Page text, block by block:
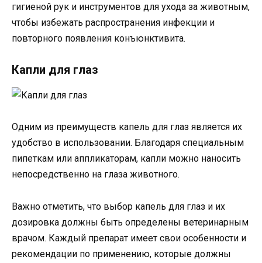
гигиеной рук и инструментов для ухода за животным,
чтобы избежать распространения инфекции и
повторного появления конъюнктивита.
Капли для глаз
Одним из преимуществ капель для глаз является их
удобство в использовании. Благодаря специальным
пипеткам или аппликаторам, капли можно наносить
непосредственно на глаза животного.
Важно отметить, что выбор капель для глаз и их
дозировка должны быть определены ветеринарным
врачом. Каждый препарат имеет свои особенности и
рекомендации по применению, которые должны